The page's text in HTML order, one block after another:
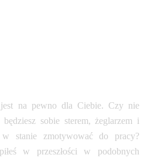
na pewno dla Ciebie. Czy nie
sobie sterem, żeglarzem i
stanie zmotywować do pracy?
w przeszłości w podobnych